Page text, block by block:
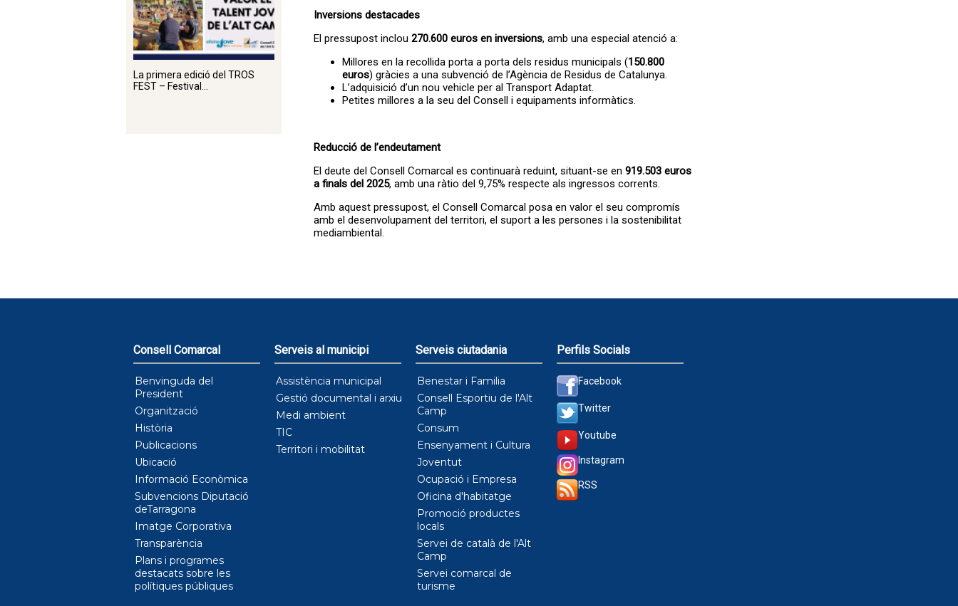
La primera edició del TROS
FEST – Festival...
Inversions destacades
El pressupost inclou 270.600 euros en inversions, amb una especial atenció a:
Millores en la recollida porta a porta dels residus municipals (150.800
euros) gràcies a una subvenció de l’Agència de Residus de Catalunya.
L’adquisició d’un nou vehicle per al Transport Adaptat.
Petites millores a la seu del Consell i equipaments informàtics.
Reducció de l’endeutament
El deute del Consell Comarcal es continuarà reduint, situant-se en 919.503 euros
a finals del 2025, amb una ràtio del 9,75% respecte als ingressos corrents.
Amb aquest pressupost, el Consell Comarcal posa en valor el seu compromís
amb el desenvolupament del territori, el suport a les persones i la sostenibilitat
mediambiental.
Consell Comarcal
Benvinguda del
President
Organització
Història
Publicacions
Ubicació
Informació Econòmica
Subvencions Diputació
deTarragona
Imatge Corporativa
Transparència
Plans i programes
destacats sobre les
polítiques públiques
Serveis al municipi
Assistència municipal
Gestió documental i arxiu
Medi ambient
TIC
Territori i mobilitat
Serveis ciutadania
Benestar i Familia
Consell Esportiu de l'Alt
Camp
Consum
Ensenyament i Cultura
Joventut
Ocupació i Empresa
Oficina d'habitatge
Promoció productes
locals
Servei de català de l'Alt
Camp
Servei comarcal de
turisme
Perfils Socials
Facebook
Twitter
Youtube
Instagram
RSS